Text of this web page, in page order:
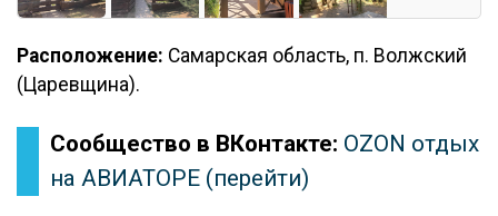
Расположение: Самарская область, п. Волжский
(Царевщина).
Сообщество в ВКонтакте: OZON отдых
на АВИАТОРЕ (перейти)